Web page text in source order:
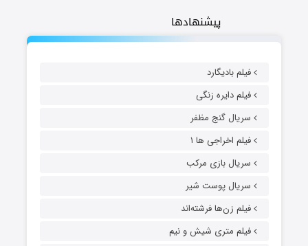
پیشنهادها
فیلم بادیگارد
فیلم دایره زنگی
سریال گنج مظفر
فیلم اخراجی ها ۱
سریال بازی مرکب
سریال پوست شیر
فیلم زن‌ها فرشته‌اند
فیلم متری شیش و نیم